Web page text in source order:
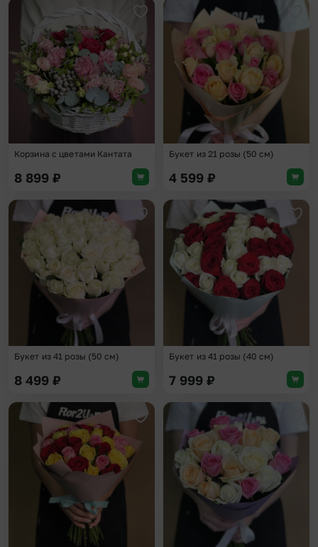
Добавить в избранное
Корзина с цветами Кантата
8 899 ₽
Букет из 21 розы (50 см)
4 599 ₽
Добавить в избранное
Букет из 41 розы (50 см)
8 499 ₽
Букет из 41 розы (40 см)
7 999 ₽
Добавить в избранное